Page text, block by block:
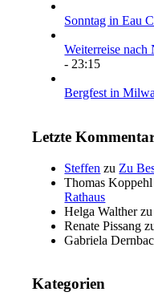
Sonntag in Eau
Weiterreise nach
- 23:15
Bergfest in
Letzte
Steffen zu Zu
Thomas Koppehl
Rathaus
Helga Walther
Renate Pissang
Gabriela
Kategorien